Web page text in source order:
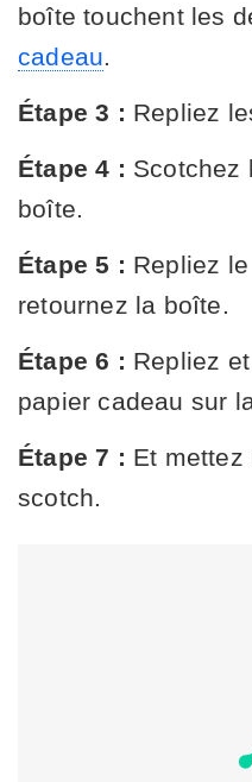
boîte touchent les
cadeau
Étape 3 : Repliez
Étape 4 : Scotchez
boîte.
Étape 5 : Repliez
retournez la boîte.
Étape 6 : Repliez
papier cadeau sur
Étape 7 : Et mettez
scotch.